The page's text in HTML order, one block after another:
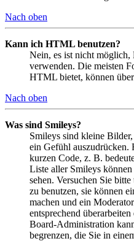
Nach oben
Kann ich HTML benutzen?
Nein, es ist nicht
verwenden. Die meisten
HTML bietet, können
Nach oben
Was sind Smileys?
Smileys sind kleine
ein Gefühl auszudrücken.
kurzen Code, z. B.
Liste aller Smileys
sehen. Versuchen Sie
zu benutzen, sie können
machen und ein
entsprechend
Board-Administration
begrenzen, die Sie in